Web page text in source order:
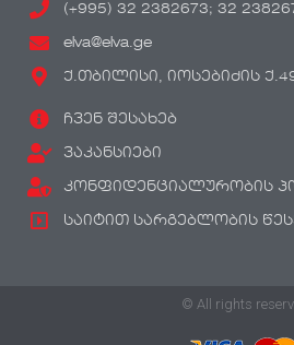
(+995) 32 2382673; 32
elva@elva.ge
ქ.თბილისი, იოსებიძის
ჩვენ შესახებ
ვაკანსიები
კონფიდენციალურობის
საიტით სარგებლობის
© All rights